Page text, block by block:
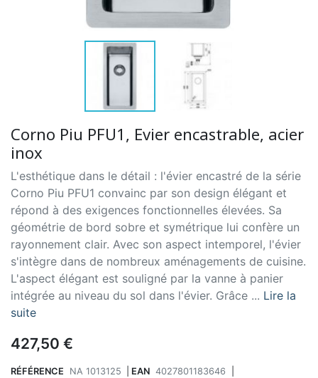
Corno Piu PFU1, Evier encastrable, acier
inox
L'esthétique dans le détail : l'évier encastré de la série
Corno Piu PFU1 convainc par son design élégant et
répond à des exigences fonctionnelles élevées. Sa
géométrie de bord sobre et symétrique lui confère un
rayonnement clair. Avec son aspect intemporel, l'évier
s'intègre dans de nombreux aménagements de cuisine.
L'aspect élégant est souligné par la vanne à panier
intégrée au niveau du sol dans l'évier. Grâce ... Lire la
suite
427,50 €
RÉFÉRENCE NA 1013125 EAN 4027801183646